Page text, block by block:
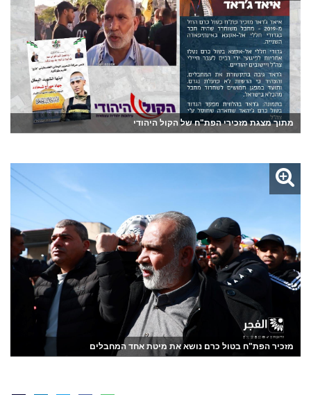
מתוך מצגת מזכירי הפת"ח של הקול היהודי
מזכיר הפת"ח בטול כרם נושא את מיטת אחד המחבלים